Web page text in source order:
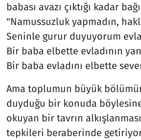
babası avazı çıktığı kadar
"Namussuzluk yapmadın,
Seninle gurur duyuyorum
Bir baba elbette evladının
Bir baba evladını elbette
Ama toplumun büyük
duyduğu bir konuda
okuyan bir tavrın
tepkileri beraberinde